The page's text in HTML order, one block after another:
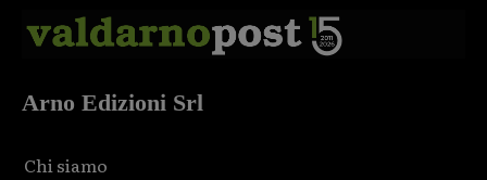
Arno Edizioni Srl
Chi siamo